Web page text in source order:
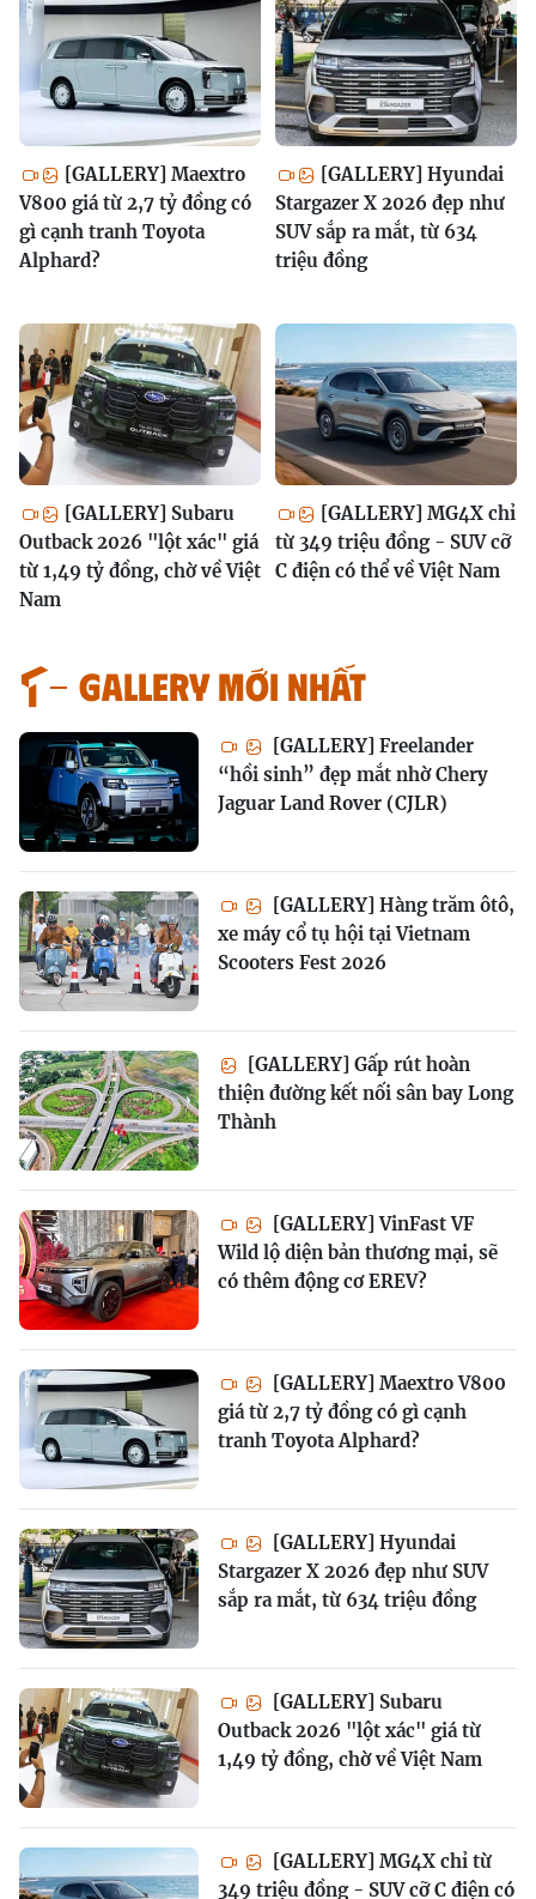
[GALLERY] Maextro
V800 giá từ 2,7 tỷ đồng có
gì cạnh tranh Toyota
Alphard?
[GALLERY] Hyundai
Stargazer X 2026 đẹp như
SUV sắp ra mắt, từ 634
triệu đồng
[GALLERY] Subaru
Outback 2026 "lột xác" giá
từ 1,49 tỷ đồng, chờ về Việt
Nam
[GALLERY] MG4X chỉ
từ 349 triệu đồng - SUV cỡ
C điện có thể về Việt Nam
GALLERY MỚI NHẤT
[GALLERY] Freelander
“hồi sinh” đẹp mắt nhờ Chery
Jaguar Land Rover (CJLR)
[GALLERY] Hàng trăm ôtô,
xe máy cổ tụ hội tại Vietnam
Scooters Fest 2026
[GALLERY] Gấp rút hoàn
thiện đường kết nối sân bay Long
Thành
[GALLERY] VinFast VF
Wild lộ diện bản thương mại, sẽ
có thêm động cơ EREV?
[GALLERY] Maextro V800
giá từ 2,7 tỷ đồng có gì cạnh
tranh Toyota Alphard?
[GALLERY] Hyundai
Stargazer X 2026 đẹp như SUV
sắp ra mắt, từ 634 triệu đồng
[GALLERY] Subaru
Outback 2026 "lột xác" giá từ
1,49 tỷ đồng, chờ về Việt Nam
[GALLERY] MG4X chỉ từ
349 triệu đồng - SUV cỡ C điện có